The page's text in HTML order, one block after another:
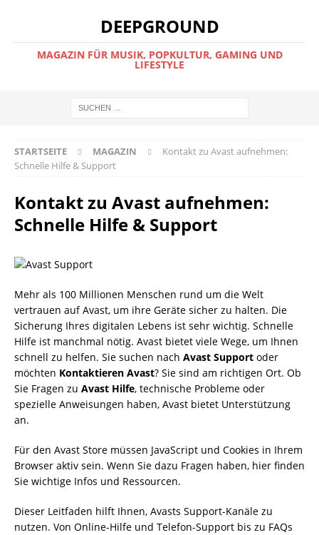
DEEPGROUND
MAGAZIN FÜR MUSIK, POPKULTUR, GAMING UND
LIFESTYLE
STARTSEITE MAGAZIN
Kontakt zu Avast aufnehmen:
Schnelle Hilfe & Support
Kontakt zu Avast aufnehmen:
Schnelle Hilfe & Support
Mehr als 100 Millionen Menschen rund um die Welt
vertrauen auf Avast, um ihre Geräte sicher zu halten. Die
Sicherung Ihres digitalen Lebens ist sehr wichtig. Schnelle
Hilfe ist manchmal nötig. Avast bietet viele Wege, um Ihnen
schnell zu helfen. Sie suchen nach Avast Support oder
möchten Kontaktieren Avast? Sie sind am richtigen Ort. Ob
Sie Fragen zu Avast Hilfe, technische Probleme oder
spezielle Anweisungen haben, Avast bietet Unterstützung
an.
Für den Avast Store müssen JavaScript und Cookies in Ihrem
Browser aktiv sein. Wenn Sie dazu Fragen haben, hier finden
Sie wichtige Infos und Ressourcen.
Dieser Leitfaden hilft Ihnen, Avasts Support-Kanäle zu
nutzen. Von Online-Hilfe und Telefon-Support bis zu FAQs